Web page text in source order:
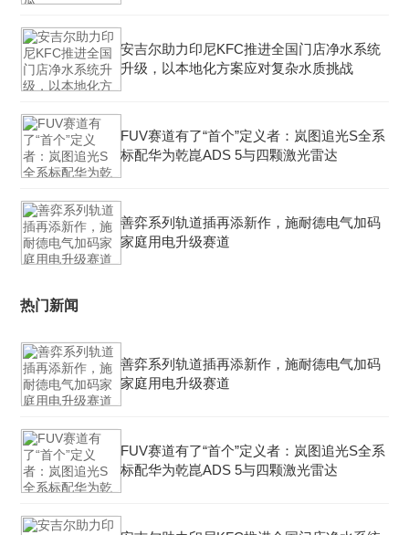
安吉尔助力印尼KFC推进全国门店净水系统
升级，以本地化方案应对复杂水质挑战
FUV赛道有了“首个”定义者：岚图追光S全系
标配华为乾崑ADS 5与四颗激光雷达
善弈系列轨道插再添新作，施耐德电气加码
家庭用电升级赛道
热门新闻
善弈系列轨道插再添新作，施耐德电气加码
家庭用电升级赛道
FUV赛道有了“首个”定义者：岚图追光S全系
标配华为乾崑ADS 5与四颗激光雷达